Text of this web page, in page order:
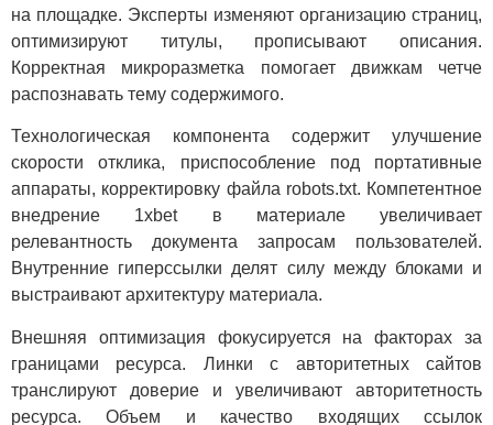
на площадке. Эксперты изменяют организацию страниц,
оптимизируют титулы, прописывают описания.
Корректная микроразметка помогает движкам четче
распознавать тему содержимого.
Технологическая компонента содержит улучшение
скорости отклика, приспособление под портативные
аппараты, корректировку файла robots.txt. Компетентное
внедрение 1xbet в материале увеличивает
релевантность документа запросам пользователей.
Внутренние гиперссылки делят силу между блоками и
выстраивают архитектуру материала.
Внешняя оптимизация фокусируется на факторах за
границами ресурса. Линки с авторитетных сайтов
транслируют доверие и увеличивают авторитетность
ресурса. Объем и качество входящих ссылок